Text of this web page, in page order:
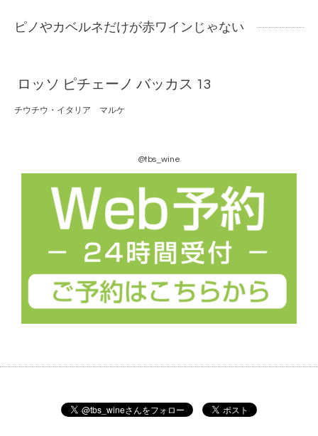
ピノやカベルネだけが赤ワインじゃない
ロッソ ピチェーノ バッカス 13
チウチウ・イタリア マルケ
@tbs_wine